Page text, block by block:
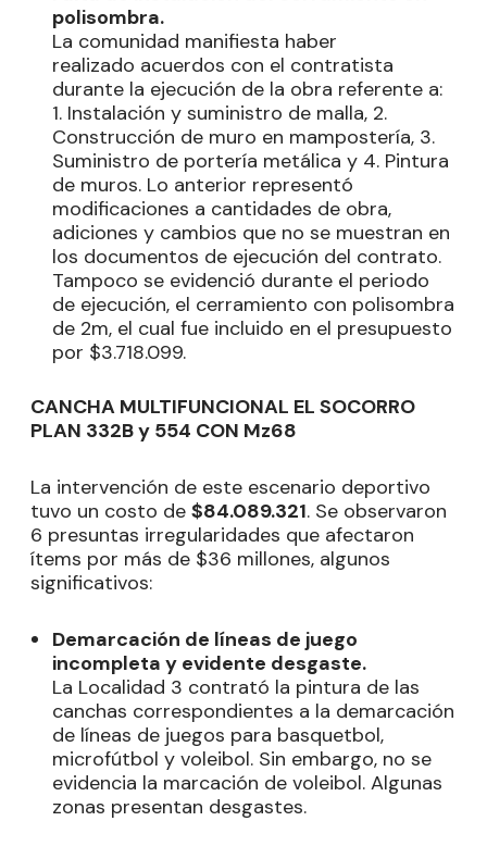
polisombra.
La comunidad manifiesta haber
realizado acuerdos con el contratista
durante la ejecución de la obra referente a:
1. Instalación y suministro de malla, 2.
Construcción de muro en mampostería, 3.
Suministro de portería metálica y 4. Pintura
de muros. Lo anterior representó
modificaciones a cantidades de obra,
adiciones y cambios que no se muestran en
los documentos de ejecución del contrato.
Tampoco se evidenció durante el periodo
de ejecución, el cerramiento con polisombra
de 2m, el cual fue incluido en el presupuesto
por $3.718.099.
CANCHA MULTIFUNCIONAL EL SOCORRO
PLAN 332B y 554 CON Mz68
La intervención de este escenario deportivo
tuvo un costo de $84.089.321. Se observaron
6 presuntas irregularidades que afectaron
ítems por más de $36 millones, algunos
significativos:
Demarcación de líneas de juego
incompleta y evidente desgaste.
La Localidad 3 contrató la pintura de las
canchas correspondientes a la demarcación
de líneas de juegos para basquetbol,
microfútbol y voleibol. Sin embargo, no se
evidencia la marcación de voleibol. Algunas
zonas presentan desgastes.